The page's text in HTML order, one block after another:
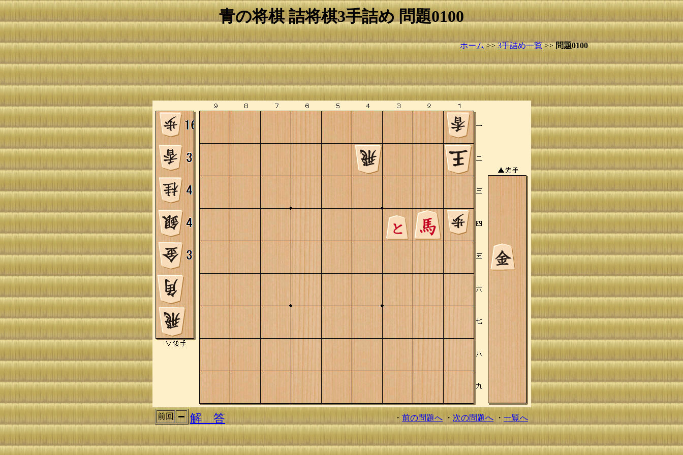
青の将棋 詰将棋3手詰め 問題0100
ホーム>>3手詰め一覧>>問題0100
前回 解 答 ・ 前の問題へ・次の問題へ ・ 一覧へ